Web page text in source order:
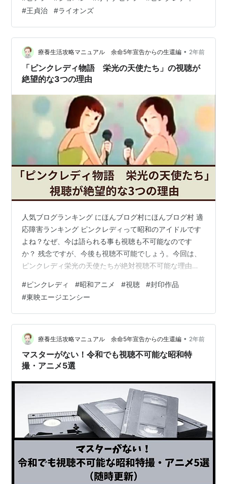
ある著名な作家（だと思われます）が、言った言葉が印
象に残っています。 「素人でも、ホームラン的作品を１
本書くことは不可能ではない。 プロは、１本のホームラ
ン的作品を書くことよりも、常に（野球でいう）ヒット
的作品を書き続ける必要があるのだ。 そこが、プロと素
人との『差』なのだ。」 そのままの言葉…
#王貞治 #ライオンズ
療養生活攻略マニュアル 余命5年宣告からの生還編 • 2年前
「ピンクレディ物語 栄光の天使たち」の視聴が
絶望的な3つの理由
人気ブログランキング にほんブログ村にほんブログ村 適
応障害ランキング ピンクレディって昭和のアイドルです
よね？なぜ、今は語られる事も視聴も不可能なのです
か？ 残念ですが、今後も視聴不可能でしょう。今回は、
ピンクレディ栄光の天使たちが絶対視聴不可能な理由を
物語 栄光の天使たち」の視聴が絶望的な3つの理由 この
記事を書いてる人 ピンクレディとは？ ピンクレディは言
わずもがな昭和を代表するアイドルユニットです。 ピン
クレディ最大の功績は、歌って踊れるを具現化したこ
と。 それまでの昭和歌謡のアーティストは、若干の振り
付けはありましたがソロが当たり…
#ピンクレディ #昭和アニメ #視聴 #封印作品
#東映エージエンシー
療養生活攻略マニュアル 余命5年宣告からの生還編 • 2年前
マスターがない！令和でも視聴不可能な昭和特
撮・アニメ5選